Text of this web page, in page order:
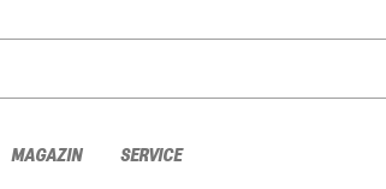
MAGAZIN SERVICE